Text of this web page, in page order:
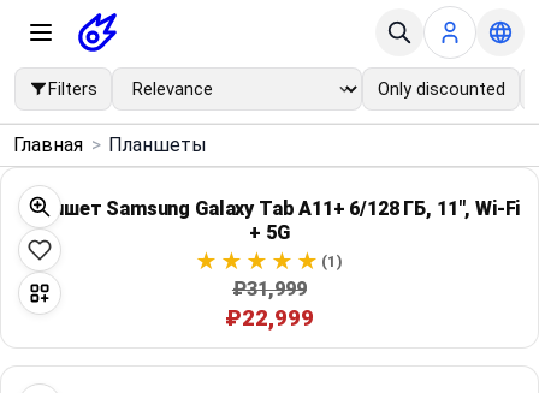
Filters Only discounted
Menu ×
Home
Search
Price Drops
Главная > Планшеты
Планшет Samsung Galaxy Tab A11+ 6/128 ГБ, 11", Wi‑Fi
+ 5G
(1)
₽31,999
₽22,999